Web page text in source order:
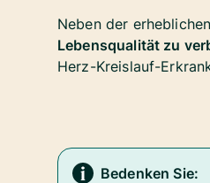
Neben der
Lebensqualität zu
Herz-Kreislauf-
Bedenken Sie: